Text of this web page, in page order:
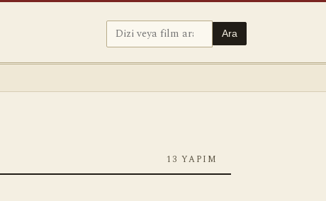
Ara
13 YAPIM